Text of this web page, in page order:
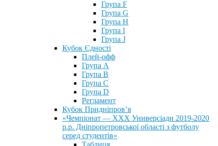
Група F
Група G
Група H
Група I
Група J
Кубок Єдності
Плей-офф
Група А
Група В
Група С
Група D
Регламент
Кубок Придніпров’я
«Чемпіонат — ХХХ Универсіади 2019-2020
р.р. Дніпропетровської області з футболу
серед студентів»
Таблиця